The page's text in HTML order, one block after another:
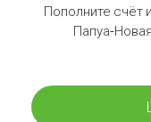
Пополните счёт
Папуа-